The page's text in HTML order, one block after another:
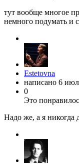
тут вообще многое
немного подумать и
Estetovna
написано 6
0
Это
Надо же, а я никогда